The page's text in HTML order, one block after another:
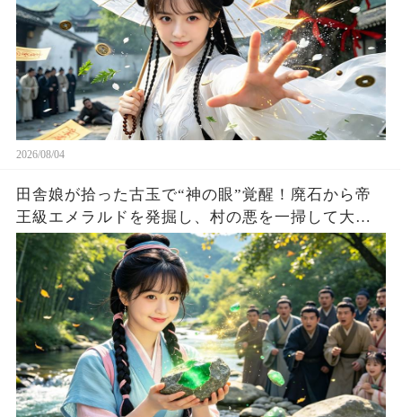
2026/08/04
田舎娘が拾った古玉で“神の眼”覚醒！廃石から帝
王級エメラルドを発掘し、村の悪を一掃して大富
豪へ成り上がる！